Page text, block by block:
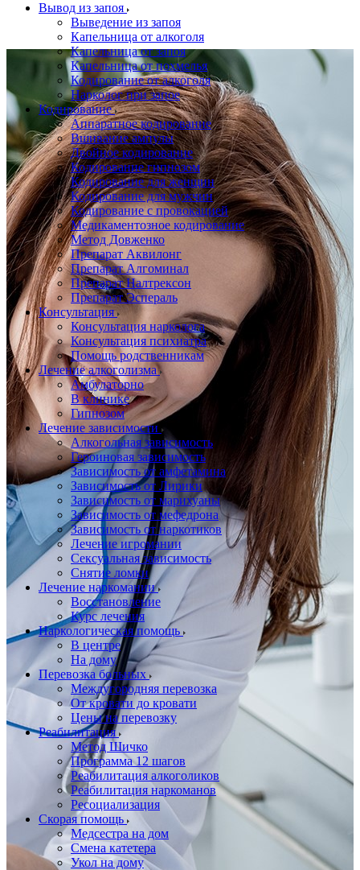
Вывод из запоя
Выведение из запоя
Капельница от алкоголя
Капельница от запоя
Капельница от похмелья
Кодирование от алкоголя
Нарколог при запое
Кодирование
Аппаратное кодирование
Вшивание ампулы
Двойное кодирование
Кодирование гипнозом
Кодирование для женщин
Кодирование для мужчин
Кодирование с провокацией
Медикаментозное кодирование
Метод Довженко
Препарат Аквилонг
Препарат Алгоминал
Препарат Налтрексон
Препарат Эспераль
Консультация
Консультация нарколога
Консультация психиатра
Помощь родственникам
Лечение алкоголизма
Амбулаторно
В клинике
Гипнозом
Лечение зависимости
Алкогольная зависимость
Героиновая зависимость
Зависимость от амфетамина
Зависимость от Лирики
Зависимость от марихуаны
Зависимость от мефедрона
Зависимость от наркотиков
Лечение игромании
Сексуальная зависимость
Снятие ломки
Лечение наркомании
Восстановление
Курс лечения
Наркологическая помощь
В центре
На дому
Перевозка больных
Междугородняя перевозка
От кровати до кровати
Цены на перевозку
Реабилитация
Метод Шичко
Программа 12 шагов
Реабилитация алкоголиков
Реабилитация наркоманов
Ресоциализация
Скорая помощь
Медсестра на дом
Смена катетера
Укол на дому